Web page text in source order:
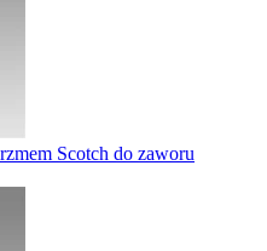
Scotch do zaworu